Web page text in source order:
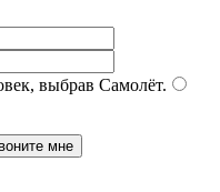
выбрав Самолёт.